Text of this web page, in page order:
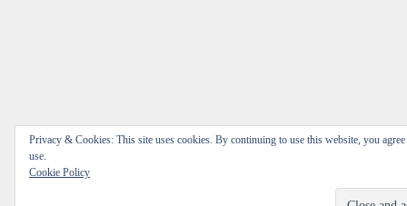
Privacy & Cookies: This site uses cookies. By continuing to use this website, you
use.
Cookie Policy